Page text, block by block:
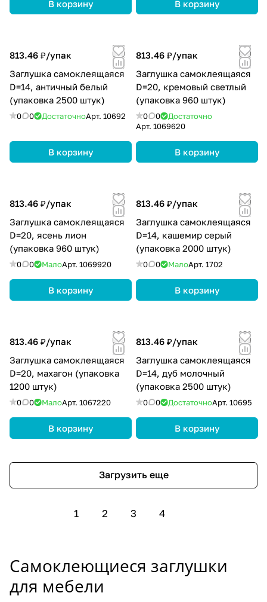
В корзину В корзину
813.46 ₽/упак
Заглушка самоклеящаяся
D=14, античный белый
(упаковка 2500 штук)
0 0 ДостаточноАрт. 10692
В корзину
813.46 ₽/упак
Заглушка самоклеящаяся
D=20, кремовый светлый
(упаковка 960 штук)
0 0
Достаточно
Арт. 1069620
В корзину
813.46 ₽/упак
Заглушка самоклеящаяся
D=20, ясень лион
(упаковка 960 штук)
0 0 МалоАрт. 1069920
В корзину
813.46 ₽/упак
Заглушка самоклеящаяся
D=14, кашемир серый
(упаковка 2000 штук)
0 0 МалоАрт. 1702
В корзину
813.46 ₽/упак
Заглушка самоклеящаяся
D=20, махагон (упаковка
1200 штук)
0 0 МалоАрт. 1067220
В корзину
813.46 ₽/упак
Заглушка самоклеящаяся
D=14, дуб молочный
(упаковка 2500 штук)
0 0 ДостаточноАрт. 10695
В корзину
Загрузить еще
1 2 3 4
Самоклеющиеся заглушки
для мебели